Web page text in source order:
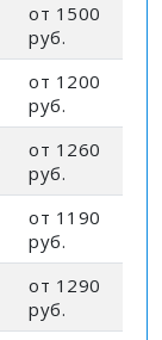
от 1500
руб.
от 1200
руб.
от 1260
руб.
от 1190
руб.
от 1290
руб.